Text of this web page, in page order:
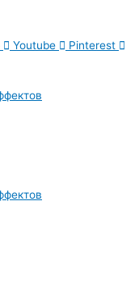
Youtube
Pinterest